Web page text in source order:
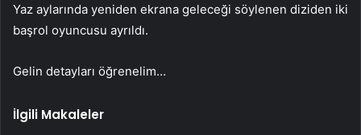
Yaz aylarında yeniden ekrana geleceği söylenen diziden iki
başrol oyuncusu ayrıldı.
Gelin detayları öğrenelim…
İlgili Makaleler